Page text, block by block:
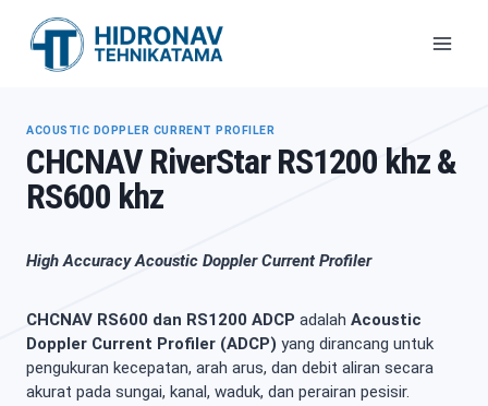
ACOUSTIC DOPPLER CURRENT PROFILER
CHCNAV RiverStar RS1200 khz &
RS600 khz
High Accuracy Acoustic Doppler Current Profiler
CHCNAV RS600 dan RS1200 ADCP adalah Acoustic
Doppler Current Profiler (ADCP) yang dirancang untuk
pengukuran kecepatan, arah arus, dan debit aliran secara
akurat pada sungai, kanal, waduk, dan perairan pesisir.